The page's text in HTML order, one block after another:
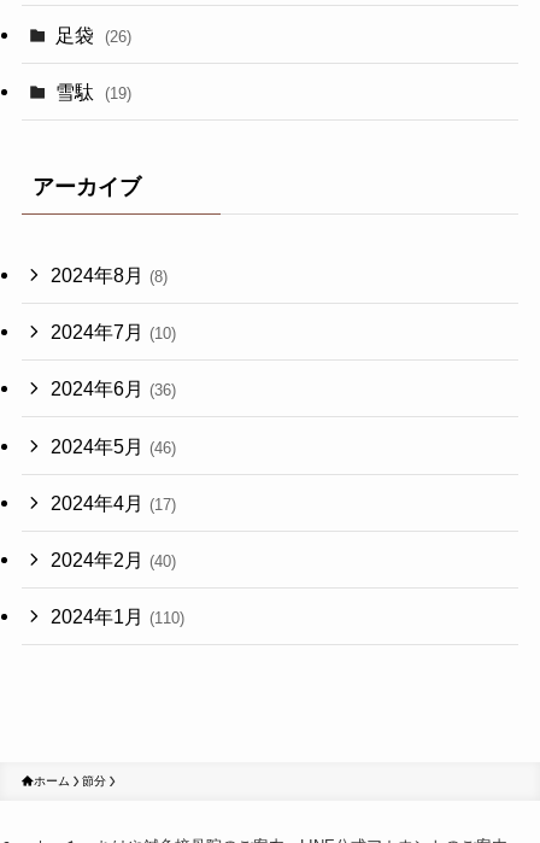
足袋 (26)
雪駄 (19)
アーカイブ
2024年8月 (8)
2024年7月 (10)
2024年6月 (36)
2024年5月 (46)
2024年4月 (17)
2024年2月 (40)
2024年1月 (110)
ホーム 節分